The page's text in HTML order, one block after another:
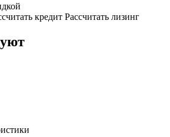
кредит Рассчитать лизинг